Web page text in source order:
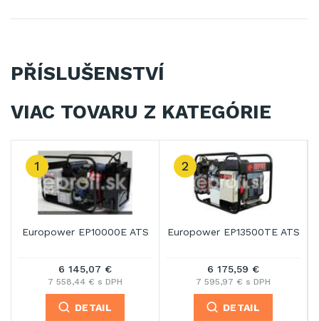
PŘÍSLUŠENSTVÍ
VIAC TOVARU Z KATEGÓRIE
1
Europower EP10000E ATS
6 145,07 €
7 558,44 € s DPH
DETAIL
2
Europower EP13500TE ATS
6 175,59 €
7 595,97 € s DPH
DETAIL